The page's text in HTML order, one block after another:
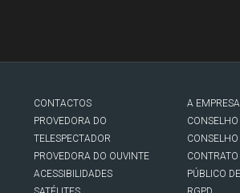
CONTACTOS
PROVEDORA DO
TELESPECTADOR
PROVEDORA DO OUVINTE
ACESSIBILIDADES
A EMPRESA
PÚBLICO